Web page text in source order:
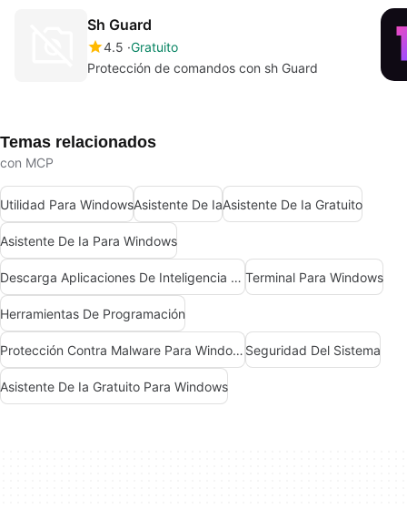
Sh Guard
4.5 Gratuito
Protección de comandos con sh Guard
Temas relacionados
con MCP
Utilidad Para WindowsAsistente De IaAsistente De Ia Gratuito
Asistente De Ia Para Windows
Descarga Aplicaciones De Inteligencia Artificial (Ia) Terminal Para Windows
Herramientas De Programación
Protección Contra Malware Para Windows Seguridad Del Sistema
Asistente De Ia Gratuito Para Windows